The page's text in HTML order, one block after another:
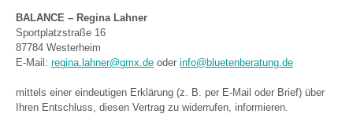
BALANCE – Regina Lahner
Sportplatzstraße 16
87784 Westerheim
E-Mail: regina.lahner@gmx.de oder info@bluetenberatung.de
mittels einer eindeutigen Erklärung (z. B. per E-Mail oder Brief) über
Ihren Entschluss, diesen Vertrag zu widerrufen, informieren.